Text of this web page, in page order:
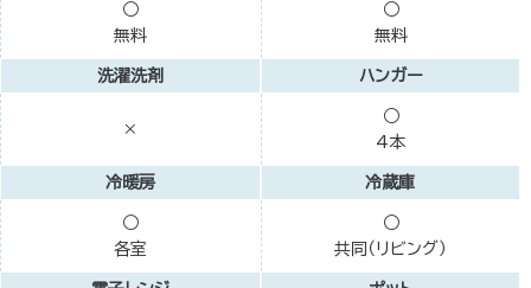
○
無料
○
無料
洗濯洗剤
×
ハンガー
○
4本
冷暖房
○
各室
冷蔵庫
○
共同（リビング）